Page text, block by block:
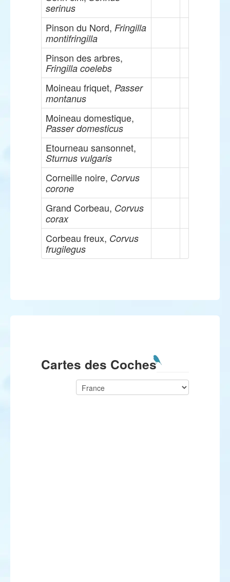
serinus
Pinson du Nord, Fringilla
montifringilla
Pinson des arbres,
Fringilla coelebs
Moineau friquet, Passer
montanus
Moineau domestique,
Passer domesticus
Etourneau sansonnet,
Sturnus vulgaris
Corneille noire, Corvus
corone
Grand Corbeau, Corvus
corax
Corbeau freux, Corvus
frugilegus
Cartes des Coches